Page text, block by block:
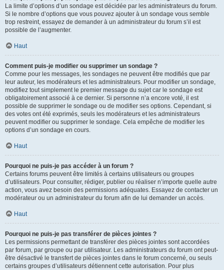
La limite d’options d’un sondage est décidée par les administrateurs du forum.
Si le nombre d’options que vous pouvez ajouter à un sondage vous semble
trop restreint, essayez de demander à un administrateur du forum s’il est
possible de l’augmenter.
Haut
Comment puis-je modifier ou supprimer un sondage ?
Comme pour les messages, les sondages ne peuvent être modifiés que par
leur auteur, les modérateurs et les administrateurs. Pour modifier un sondage,
modifiez tout simplement le premier message du sujet car le sondage est
obligatoirement associé à ce dernier. Si personne n’a encore voté, il est
possible de supprimer le sondage ou de modifier ses options. Cependant, si
des votes ont été exprimés, seuls les modérateurs et les administrateurs
peuvent modifier ou supprimer le sondage. Cela empêche de modifier les
options d’un sondage en cours.
Haut
Pourquoi ne puis-je pas accéder à un forum ?
Certains forums peuvent être limités à certains utilisateurs ou groupes
d’utilisateurs. Pour consulter, rédiger, publier ou réaliser n’importe quelle autre
action, vous avez besoin des permissions adéquates. Essayez de contacter un
modérateur ou un administrateur du forum afin de lui demander un accès.
Haut
Pourquoi ne puis-je pas transférer de pièces jointes ?
Les permissions permettant de transférer des pièces jointes sont accordées
par forum, par groupe ou par utilisateur. Les administrateurs du forum ont peut-
être désactivé le transfert de pièces jointes dans le forum concerné, ou seuls
certains groupes d’utilisateurs détiennent cette autorisation. Pour plus